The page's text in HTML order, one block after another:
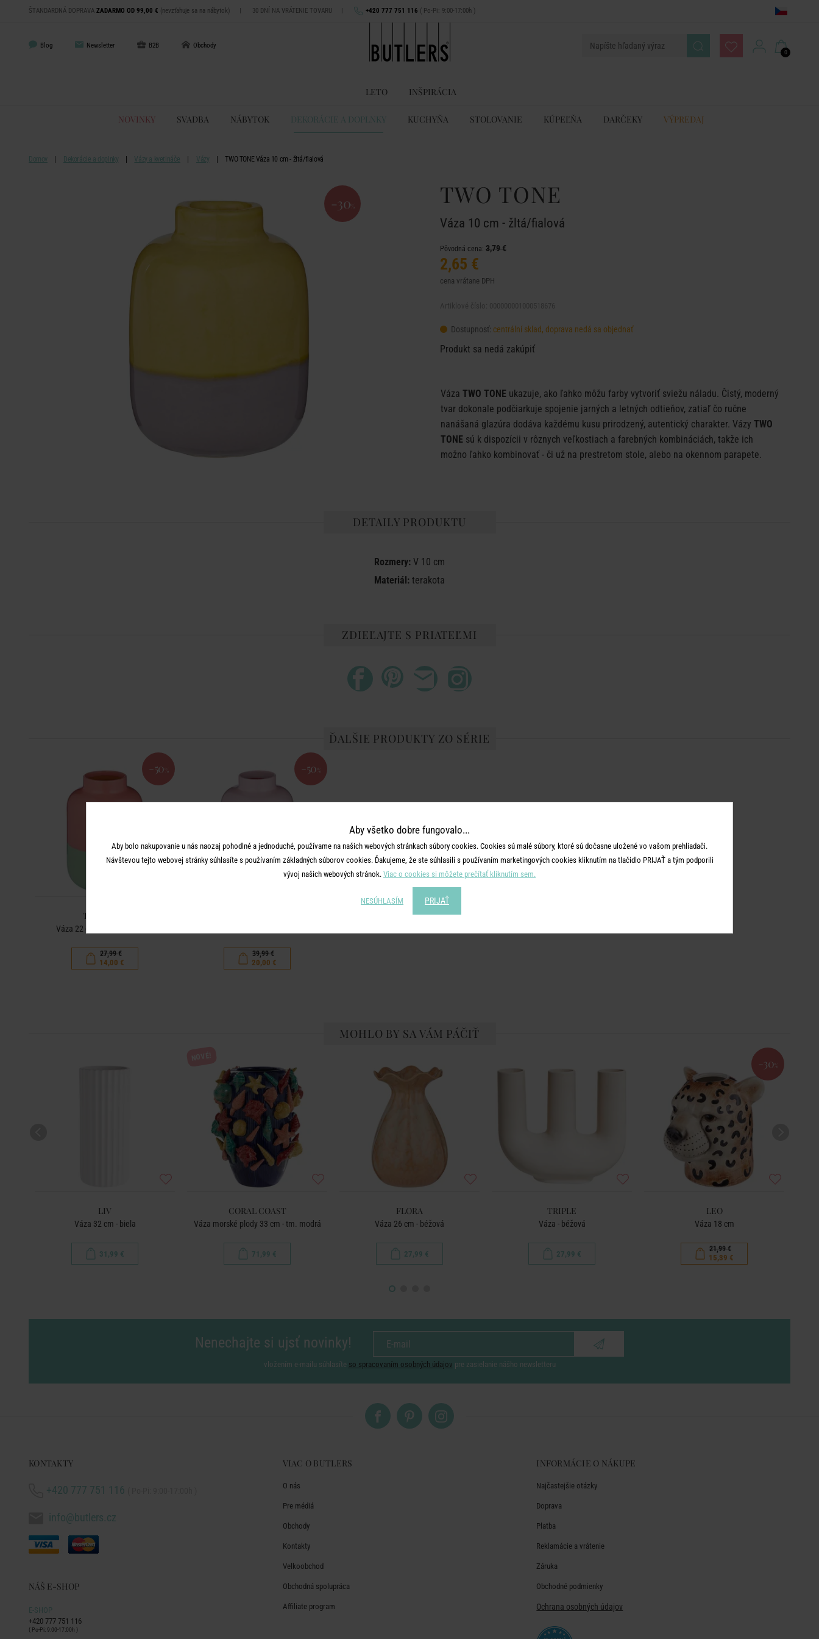
ŠTANDARDNÁ DOPRAVA ZADARMO OD 99,00 € (nevzťahuje sa na nábytok) | 30 DNÍ NA VRÁTENIE TOVARU | +420 777 751 116 ( Po-Pi: 9:00-17:00h )
Blog Newsletter B2B Obchody
0
LETO INŠPIRÁCIA
NOVINKY SVADBA NÁBYTOK DEKORÁCIE A DOPLNKY KUCHYŇA STOLOVANIE KÚPEĽŇA DARČEKY VÝPREDAJ
Domov Dekorácie a doplnky Vázy a kvetináče Vázy TWO TONE Váza 10 cm - žltá/fialová
-30 % TWO TONE
Váza 10 cm - žltá/fialová
Pôvodná cena: 3,79 €
2,65 €
cena vrátane DPH
Dostupnosť: centrální sklad, doprava nedá sa objednať
Produkt sa nedá zakúpiť
Váza TWO TONE ukazuje, ako ľahko môžu farby vytvoriť sviežu náladu. Čistý, moderný
tvar dokonale podčiarkuje spojenie jarných a letných odtieňov, zatiaľ čo ručne
nanášaná glazúra dodáva každému kusu prirodzený, autentický charakter. Vázy TWO
TONE sú k dispozícii v rôznych veľkostiach a farebných kombináciách, takže ich
možno ľahko kombinovať - ​​či už na prestretom stole, alebo na okennom parapete.
DETAILY PRODUKTU
Rozmery: V 10 cm
Materiál: terakota
ZDIEĽAJTE S PRIATEĽMI
ĎALŠIE PRODUKTY ZO SÉRIE
-50 %
TWO TONE
Váza 22 cm - ružová/šalviová
27,99 €
14,00 €
-50 %
39,99 €
20,00 €
MOHLO BY SA VÁM PÁČIŤ
LIV
Váza 32 cm - biela
31,99 €
CORAL COAST
Váza morské plody 33 cm - tm. modrá
71,99 €
FLORA
Váza 26 cm - béžová
27,99 €
TRIPLE
Váza - béžová
27,99 €
-30 %
LEO
Váza 18 cm
21,99 €
15,39 €
Nenechajte si ujsť novinky!
vložením e-mailu súhlasíte so spracovaním osobných údajov pre zasielanie nášho newsletteru
KONTAKTY
+420 777 751 116
info@butlers.cz
NÁŠ E-SHOP
E-SHOP
+420 777 751 116
( Po-Pi: 9:00-17:00h )
VIAC O BUTLERS
O nás
Pre médiá
Obchody
Kontakty
Velkoobchod
Obchodná spolupráca
Affiliate program
INFORMÁCIE O NÁKUPE
Najčastejšie otázky
Doprava
Platba
Reklamácie a vrátenie
Záruka
Obchodné podmienky
Ochrana osobných údajov
Aby všetko dobre fungovalo...
Aby bolo nakupovanie u nás naozaj pohodlné a jednoduché, používame na našich webových stránkach súbory cookies. Cookies sú malé súbory, ktoré sú dočasne uložené vo vašom prehliadači.
Návštevou tejto webovej stránky súhlasíte s používaním základných súborov cookies. Ďakujeme, že ste súhlasili s používaním marketingových cookies kliknutím na tlačidlo PRIJAŤ a tým podporili
vývoj našich webových stránok. Viac o cookies si môžete prečítať kliknutím sem.
NESÚHLASÍM PRIJAŤ